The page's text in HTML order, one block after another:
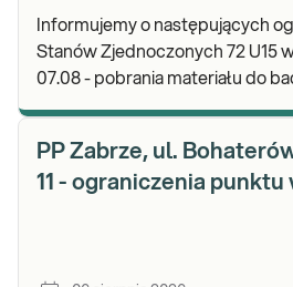
Informujemy o następujących
Stanów Zjednoczonych 72 U15 w
07.08 - pobrania materiału do
PP Zabrze, ul.
11 - ograniczenia